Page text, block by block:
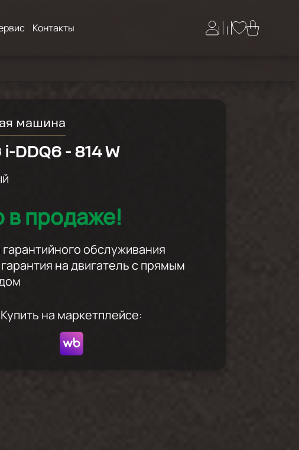
Контакты
машина
i-DDQ6 - 814 W
в продаже!
гарантийного обслуживания
гарантия на двигатель с прямым
Купить на маркетплейсе: